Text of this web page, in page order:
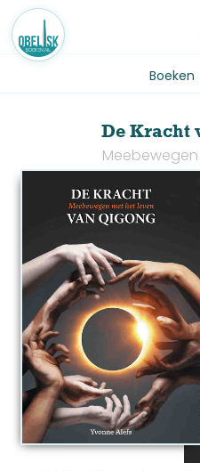
Boeken
De Kracht